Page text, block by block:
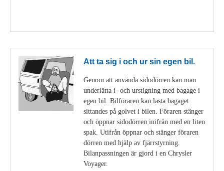
Att ta sig i och ur sin egen bil.
Genom att använda sidodörren kan man
underlätta i- och urstigning med bagage i
egen bil. Bilföraren kan lasta bagaget
sittandes på golvet i bilen. Föraren stänger
och öppnar sidodörren inifrån med en liten
spak. Utifrån öppnar och stänger föraren
dörren med hjälp av fjärrstyrning.
Bilanpassningen är gjord i en Chrysler
Voyager.